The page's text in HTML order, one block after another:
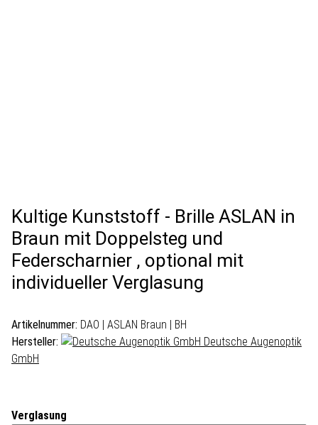
Kultige Kunststoff - Brille ASLAN in
Braun mit Doppelsteg und
Federscharnier , optional mit
individueller Verglasung
Artikelnummer: DAO | ASLAN Braun | BH
Hersteller:
Deutsche Augenoptik
GmbH
Verglasung